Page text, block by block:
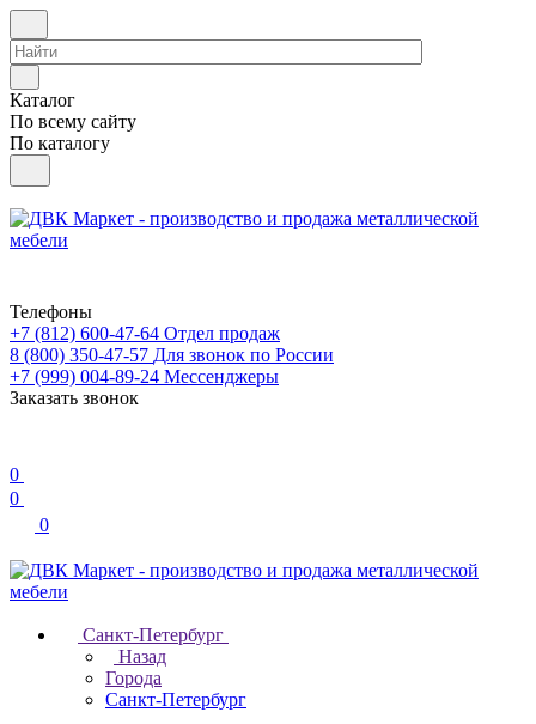
Каталог
По всему сайту
По каталогу
Телефоны
+7 (812) 600-47-64 Отдел продаж
8 (800) 350-47-57 Для звонок по России
+7 (999) 004-89-24 Мессенджеры
Заказать звонок
0
0
0
Санкт-Петербург
Назад
Города
Санкт-Петербург